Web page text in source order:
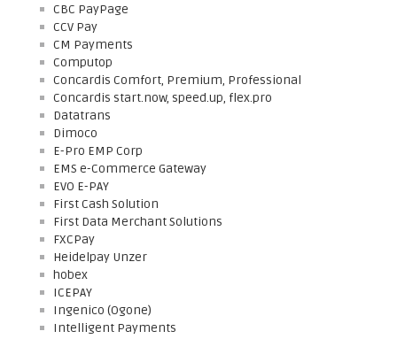
CBC PayPage
CCV Pay
CM Payments
Computop
Concardis Comfort, Premium, Professional
Concardis start.now, speed.up, flex.pro
Datatrans
Dimoco
E-Pro EMP Corp
EMS e-Commerce Gateway
EVO E-PAY
First Cash Solution
First Data Merchant Solutions
FXCPay
Heidelpay Unzer
hobex
ICEPAY
Ingenico (Ogone)
Intelligent Payments